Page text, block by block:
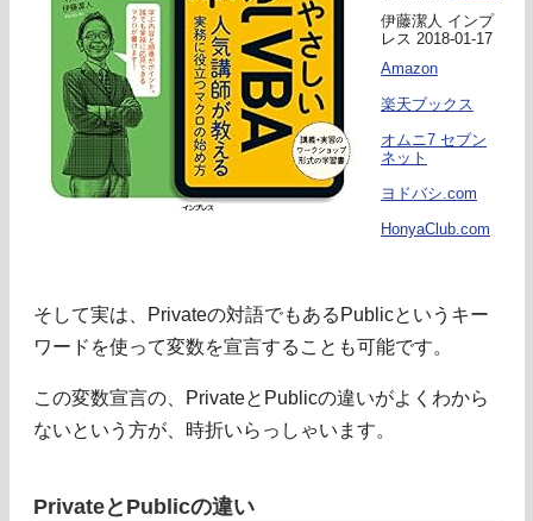
伊藤潔人 インプ
レス 2018-01-17
Amazon
楽天ブックス
オムニ7 セブン
ネット
ヨドバシ.com
HonyaClub.com
そして実は、Privateの対語でもあるPublicというキー
ワードを使って変数を宣言することも可能です。
この変数宣言の、PrivateとPublicの違いがよくわから
ないという方が、時折いらっしゃいます。
PrivateとPublicの違い